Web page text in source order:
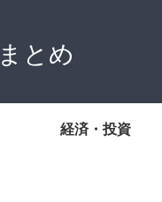
とめ
経済・投資